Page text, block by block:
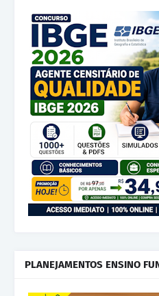
PLANEJAMENTOS ENSINO